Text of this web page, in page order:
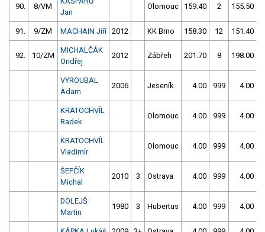
90. 8/VM
Jan
Olomouc 159.40 2 155.50
91. 9/ZM MACHAIN Jiří 2012 KK Brno 158.30 12 151.40
92. 10/ZM
MICHALČÁK
Ondřej
2012 Zábřeh 201.70 8 198.00
VYROUBAL
Adam
2006 Jeseník 4.00 999 4.00
KRATOCHVÍL
Radek
Olomouc 4.00 999 4.00
KRATOCHVÍL
Vladimír
Olomouc 4.00 999 4.00
ŠEFČÍK
Michal
2010 3 Ostrava 4.00 999 4.00
DOLEJŠ
Martin
1980 3 Hubertus 4.00 999 4.00